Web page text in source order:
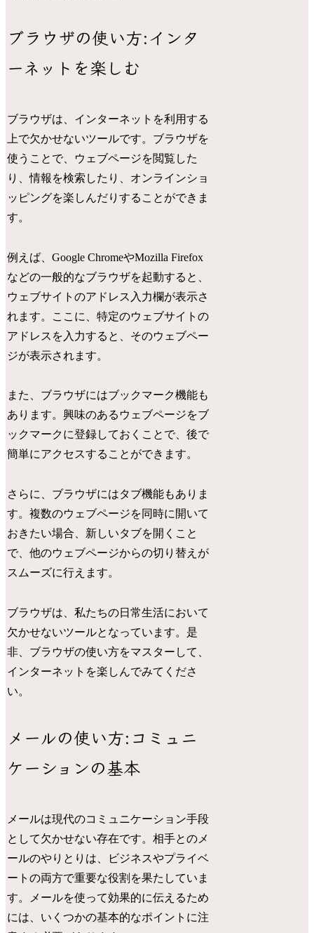
ブラウザの使い方:インタ
ーネットを楽しむ
ブラウザは、インターネットを利用する
上で欠かせないツールです。ブラウザを
使うことで、ウェブページを閲覧した
り、情報を検索したり、オンラインショ
ッピングを楽しんだりすることができま
す。
例えば、Google ChromeやMozilla Firefox
などの一般的なブラウザを起動すると、
ウェブサイトのアドレス入力欄が表示さ
れます。ここに、特定のウェブサイトの
アドレスを入力すると、そのウェブペー
ジが表示されます。
また、ブラウザにはブックマーク機能も
あります。興味のあるウェブページをブ
ックマークに登録しておくことで、後で
簡単にアクセスすることができます。
さらに、ブラウザにはタブ機能もありま
す。複数のウェブページを同時に開いて
おきたい場合、新しいタブを開くこと
で、他のウェブページからの切り替えが
スムーズに行えます。
ブラウザは、私たちの日常生活において
欠かせないツールとなっています。是
非、ブラウザの使い方をマスターして、
インターネットを楽しんでみてくださ
い。
メールの使い方:コミュニ
ケーションの基本
メールは現代のコミュニケーション手段
として欠かせない存在です。相手とのメ
ールのやりとりは、ビジネスやプライベ
ートの両方で重要な役割を果たしていま
す。メールを使って効果的に伝えるため
には、いくつかの基本的なポイントに注